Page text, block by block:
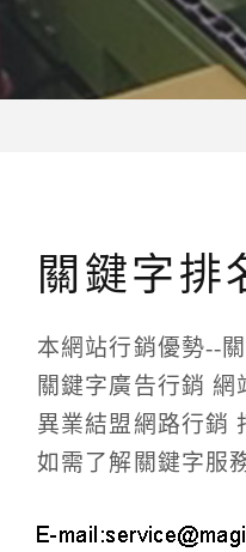
關鍵字排
本網站行銷優勢--
關鍵字廣告行銷
異業結盟網路行銷
如需了解關鍵字服